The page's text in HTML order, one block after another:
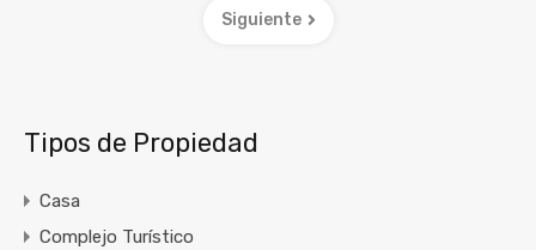
Siguiente
Tipos de Propiedad
Casa
Complejo Turístico